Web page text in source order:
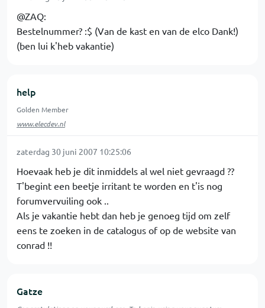
@ZAQ:
Bestelnummer? :$ (Van de kast en van de elco Dank!)
(ben lui k'heb vakantie)
help
Golden Member
www.elecdev.nl
zaterdag 30 juni 2007 10:25:06
Hoevaak heb je dit inmiddels al wel niet gevraagd ??
T'begint een beetje irritant te worden en t'is nog
forumvervuiling ook ..
Als je vakantie hebt dan heb je genoeg tijd om zelf
eens te zoeken in de catalogus of op de website van
conrad !!
Gatze